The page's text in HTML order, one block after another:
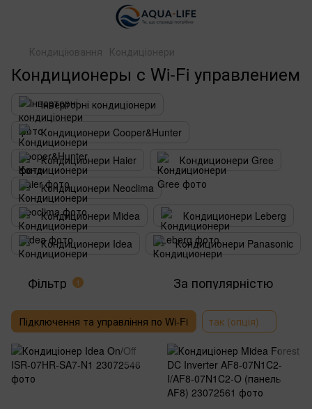
Кондиціювання Кондиціонери
Кондиционеры с Wi-Fi управлением
Інверторні кондиціонери
Кондиционери Cooper&Hunter
Кондиционери Haier
Кондиционери Gree
Кондиционери Neoclima
Кондиционери Midea
Кондиционери Leberg
Кондиционери Idea
Кондиционери Panasonic
Фільтр 1 За популярністю
Підключення та управління по Wi-Fi так (опція)